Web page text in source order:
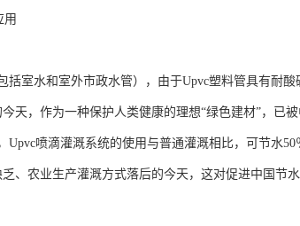
用
括室水和室外市政水管），由于Upvc塑料管具有耐
天，作为一种保护人类健康的理想“绿色建材”，已
Upvc喷滴灌溉系统的使用与普通灌溉相比，可节水
、农业生产灌溉方式落后的今天，这对促进中国节